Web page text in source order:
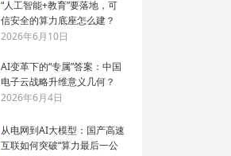
“人工智能+教育”要落地，可
信安全的算力底座怎么建？
2026年6月10日
AI变革下的“专属”答案：中国
电子云战略升维意义几何？
2026年6月4日
从电网到AI大模型：国产高速
互联如何突破“算力最后一公